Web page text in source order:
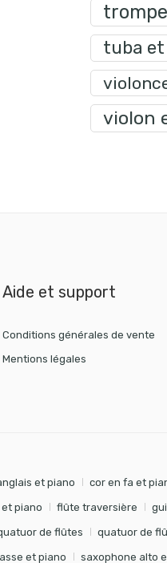
tuba
violon
Aide et support
Conditions générales de vente
Mentions légales
et piano cor en fa et
piano flûte traversière
de flûtes quatuor de
et piano saxophone alto